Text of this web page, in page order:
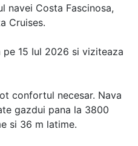
navei Costa Fascinosa,
Cruises.
15 Iul 2026 si viziteaza
confortul necesar. Nava
gazdui pana la 3800
si 36 m latime.